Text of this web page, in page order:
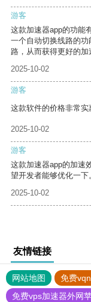
游客
这款加速器app的功能
一个自动切换线路的
路，从而获得更好的加
2025-10-02
游客
这款软件的价格非常实
2025-10-02
游客
这款加速器app的加速
望开发者能够优化一下
2025-10-02
友情链接
网站地图 免费
免费vps加速器外网